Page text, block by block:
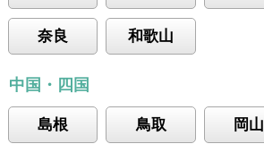
奈良 和歌山
中国・四国
島根 鳥取 岡山